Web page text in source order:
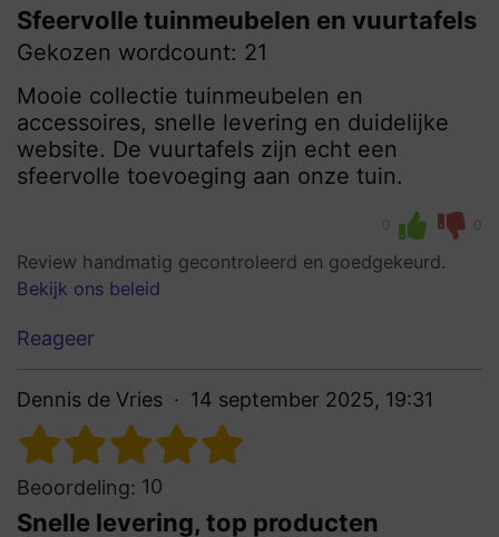
Sfeervolle tuinmeubelen en vuurtafels
Gekozen wordcount: 21
Mooie collectie tuinmeubelen en
accessoires, snelle levering en duidelijke
website. De vuurtafels zijn echt een
sfeervolle toevoeging aan onze tuin.
0 0
Review handmatig gecontroleerd en goedgekeurd.
Bekijk ons beleid
Reageer
Dennis de Vries 14 september 2025, 19:31
Beoordeling: 10
Snelle levering, top producten